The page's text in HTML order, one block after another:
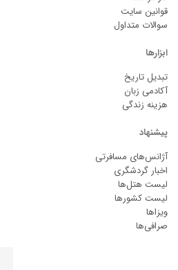
قوانین سایت
سوالات متداول
ابزارها
تبدیل تاریخ
آکادمی زبان
هزینه زندگی
پیشنهاد
آژانس‌های مسافرتی
اخبار گردشگری
لیست هتل‌ها
لیست کشورها
ویزاها
صرافی‌ها